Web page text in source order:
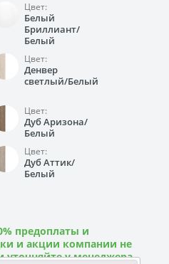
Цвет:
Белый
Бриллиант/
Белый
Цвет:
Денвер
светлый/Белый
Цвет:
Дуб Аризона/
Белый
Цвет:
Дуб Аттик/
Белый
предоплаты и
и акции компании не
уточняйте у менеджера